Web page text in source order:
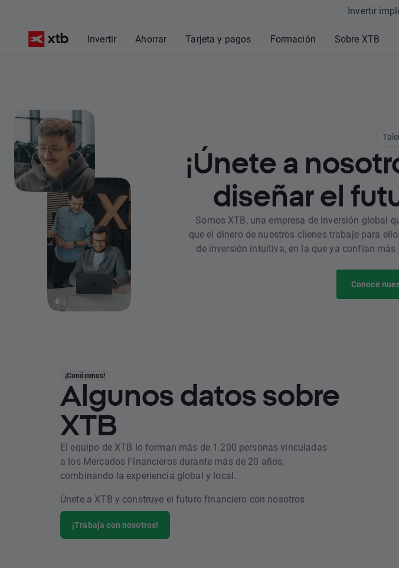
Invertir
Invertir Ahorrar Tarjeta y pagos Formación Sobre XTB
¡Únete a
diseñar el
Somos XTB, una empresa de inversión global
que el dinero de nuestros clienes trabaje para
de inversión intuitiva, en la que ya confían
Conoce
¡Conócenos!
Algunos datos sobre
XTB
El equipo de XTB lo forman más de 1.200 personas vinculadas
a los Mercados Financieros durante más de 20 años,
combinando la experiencia global y local.
Únete a XTB y construye el futuro financiero con nosotros
¡Trabaja con nosotros!